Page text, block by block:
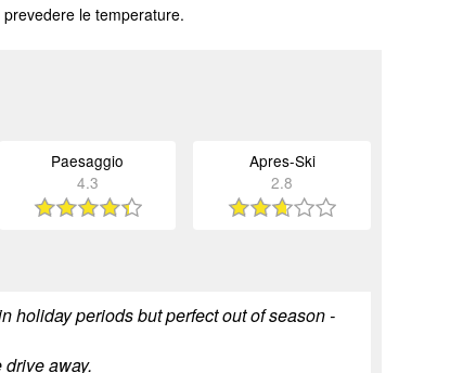
le temperature.
Paesaggio
4.3
Apres-Ski
2.8
holiday periods but perfect out of season -
away.